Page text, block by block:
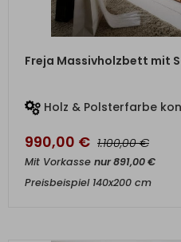
ZUM
Freja Massivholzbett mit
Holz & Polsterfarbe
990,00 € 1.100,00€
Mit Vorkasse nur891,00€
Preisbeispiel 140x200 cm